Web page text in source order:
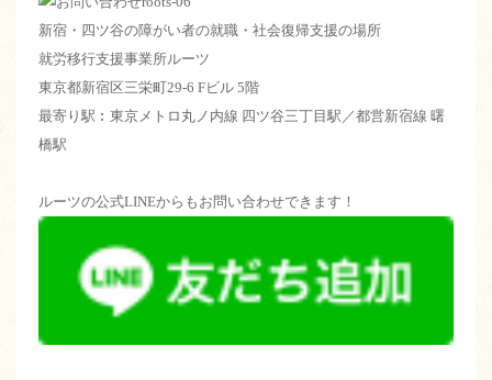
新宿・四ツ谷の障がい者の就職・社会復帰支援の場所
就労移行支援事業所ルーツ
東京都新宿区三栄町29-6 Fビル 5階
最寄り駅︰東京メトロ丸ノ内線 四ツ谷三丁目駅／都営新宿線 曙
橋駅
ルーツの公式LINEからもお問い合わせできます！